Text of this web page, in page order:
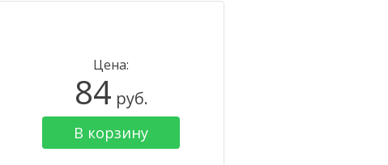
Цена:
84 руб.
В корзину